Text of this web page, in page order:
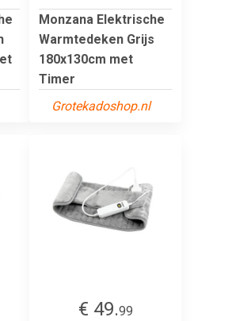
Monzana Elektrische
Warmtedeken Grijs
180x130cm met
Timer
Grotekadoshop.nl
€ 49.99